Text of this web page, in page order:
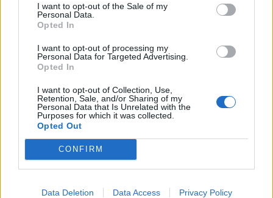
I want to opt-out of the Sale of my
Personal Data.
Opted In
I want to opt-out of processing my
Personal Data for Targeted Advertising.
Opted In
I want to opt-out of Collection, Use,
Retention, Sale, and/or Sharing of my
Personal Data that Is Unrelated with the
Purposes for which it was collected.
Opted Out
CONFIRM
Data Deletion Data Access Privacy Policy